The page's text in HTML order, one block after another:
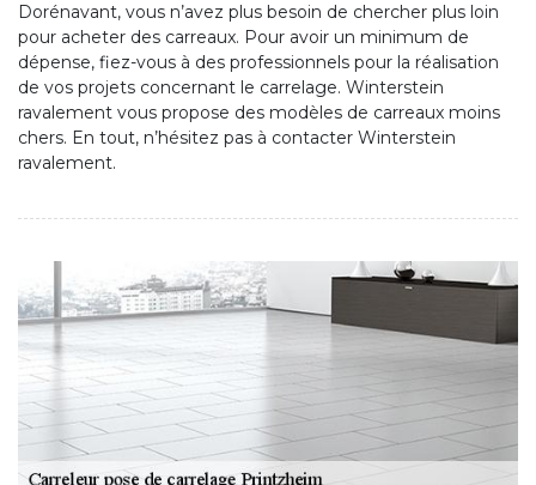
Dorénavant, vous n’avez plus besoin de chercher plus loin
pour acheter des carreaux. Pour avoir un minimum de
dépense, fiez-vous à des professionnels pour la réalisation
de vos projets concernant le carrelage. Winterstein
ravalement vous propose des modèles de carreaux moins
chers. En tout, n’hésitez pas à contacter Winterstein
ravalement.